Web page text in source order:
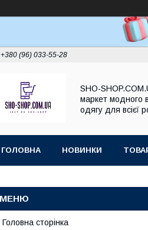
+380 (96) 033-55-28
SHO-
маркет модного
одягу для всієї
ГОЛОВНА НОВИНКИ
Головна сторінка